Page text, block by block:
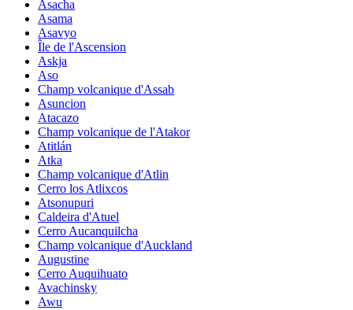
Asacha
Asama
Asavyo
Île de l'Ascension
Askja
Aso
Champ volcanique d'Assab
Asuncion
Atacazo
Champ volcanique de l'Atakor
Atitlán
Atka
Champ volcanique d'Atlin
Cerro los Atlixcos
Atsonupuri
Caldeira d'Atuel
Cerro Aucanquilcha
Champ volcanique d'Auckland
Augustine
Cerro Auquihuato
Avachinsky
Awu